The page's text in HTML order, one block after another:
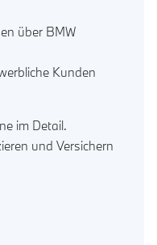
über BMW
Kunden
im Detail.
und Versichern